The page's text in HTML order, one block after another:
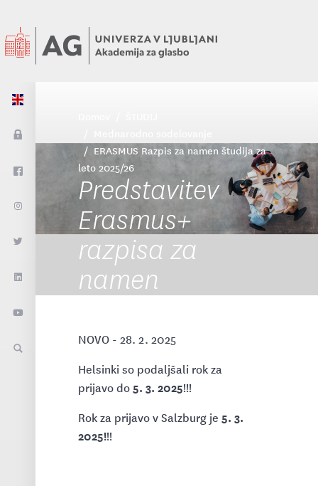
ERASMUS Razpis za namen študija za
leto 2025/26
Predstavitev
Erasmus+
razpisa za
namen
NOVO - 28. 2. 2025
Helsinki so podaljšali rok za
prijavo do5. 3. 2025!!!
Rok za prijavo v Salzburg je 5. 3.
2025!!!